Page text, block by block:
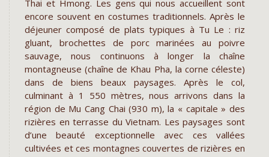
Thai et Hmong. Les gens qui nous accueillent sont
encore souvent en costumes traditionnels. Après le
déjeuner composé de plats typiques à Tu Le : riz
gluant, brochettes de porc marinées au poivre
sauvage, nous continuons à longer la chaîne
montagneuse (chaîne de Khau Pha, la corne céleste)
dans de biens beaux paysages. Après le col,
culminant à 1 550 mètres, nous arrivons dans la
région de Mu Cang Chai (930 m), la « capitale » des
rizières en terrasse du Vietnam. Les paysages sont
d’une beauté exceptionnelle avec ces vallées
cultivées et ces montagnes couvertes de rizières en